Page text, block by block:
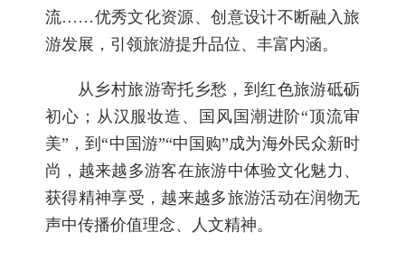
流……优秀文化资源、创意设计不断融入旅
游发展，引领旅游提升品位、丰富内涵。
从乡村旅游寄托乡愁，到红色旅游砥砺
初心；从汉服妆造、国风国潮进阶“顶流审
美”，到“中国游”“中国购”成为海外民众新时
尚，越来越多游客在旅游中体验文化魅力、
获得精神享受，越来越多旅游活动在润物无
声中传播价值理念、人文精神。